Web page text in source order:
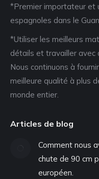
*Premier importateur et
espagnoles dans le
*Utiliser les meilleurs
détails et travailler avec
Nous continuons à
meilleure qualité à plus
monde entier.
Articles de blog
Comment nous
chute de 90 cm
européen.